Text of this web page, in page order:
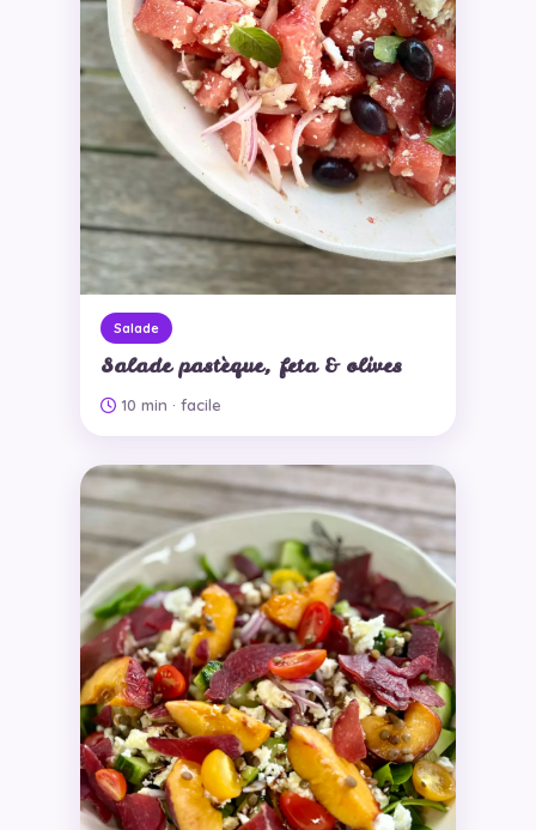
Salade
Salade pastèque, feta & olives
10 min · facile